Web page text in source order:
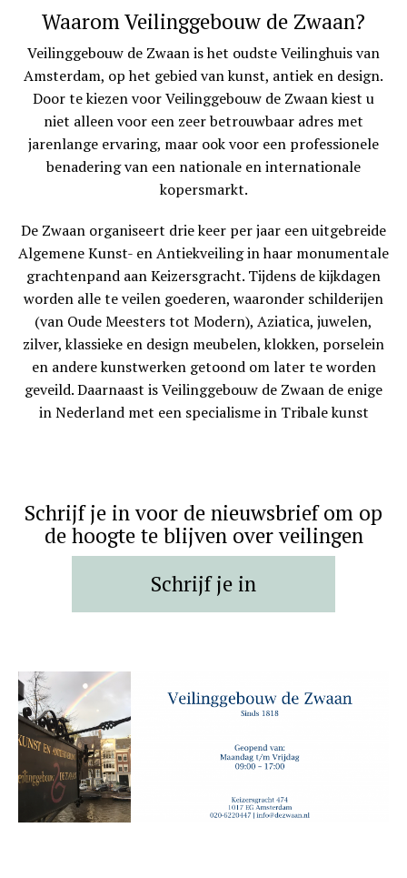
Waarom Veilinggebouw de Zwaan?
Veilinggebouw de Zwaan is het oudste Veilinghuis van
Amsterdam, op het gebied van kunst, antiek en design.
Door te kiezen voor Veilinggebouw de Zwaan kiest u
niet alleen voor een zeer betrouwbaar adres met
jarenlange ervaring, maar ook voor een professionele
benadering van een nationale en internationale
kopersmarkt.
De Zwaan organiseert drie keer per jaar een uitgebreide
Algemene Kunst- en Antiekveiling in haar monumentale
grachtenpand aan Keizersgracht. Tijdens de kijkdagen
worden alle te veilen goederen, waaronder schilderijen
(van Oude Meesters tot Modern), Aziatica, juwelen,
zilver, klassieke en design meubelen, klokken, porselein
en andere kunstwerken getoond om later te worden
geveild. Daarnaast is Veilinggebouw de Zwaan de enige
in Nederland met een specialisme in Tribale kunst
Schrijf je in voor de nieuwsbrief om op
de hoogte te blijven over veilingen
Schrijf je in